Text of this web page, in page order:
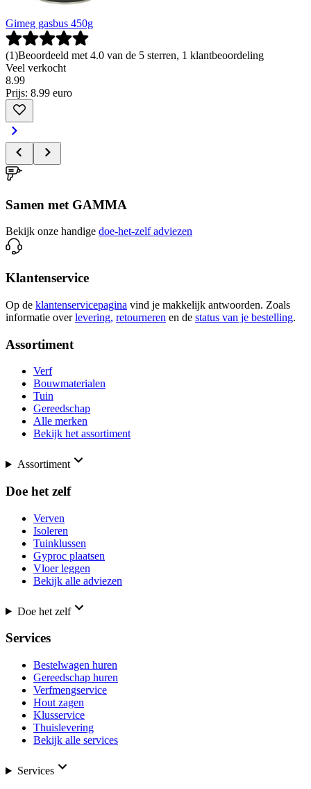
Gimeg gasbus 450g
(1)Beoordeeld met 4.0 van de 5 sterren, 1 klantbeoordeling
Veel verkocht
8.99
Prijs: 8.99 euro
Samen met GAMMA
Bekijk onze handige doe-het-zelf adviezen
Klantenservice
Op de klantenservicepagina vind je makkelijk antwoorden. Zoals
informatie over levering, retourneren en de status van je bestelling.
Assortiment
Verf
Bouwmaterialen
Tuin
Gereedschap
Alle merken
Bekijk het assortiment
Assortiment
Doe het zelf
Verven
Isoleren
Tuinklussen
Gyproc plaatsen
Vloer leggen
Bekijk alle adviezen
Doe het zelf
Services
Bestelwagen huren
Gereedschap huren
Verfmengservice
Hout zagen
Klusservice
Thuislevering
Bekijk alle services
Services